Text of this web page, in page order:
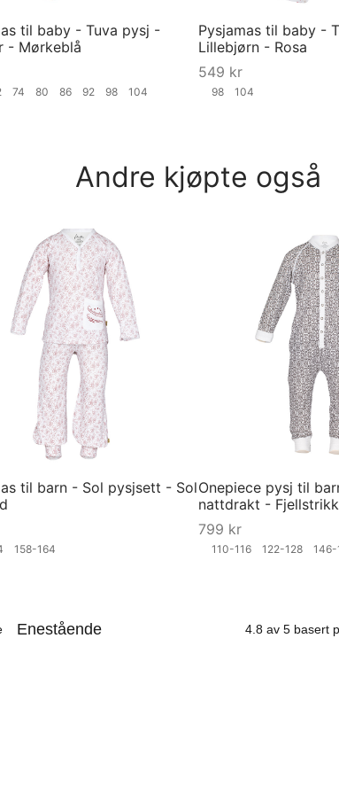
til baby - Tuva pysj -
- Mørkeblå
74 80 86 92 98 104
Pysjamas til baby -
Lillebjørn - Rosa
549 kr
98 104
Andre kjøpte også
til barn - Sol pysjsett - Sol
158-164
Onepiece pysj til
nattdrakt -
799 kr
110-116 122-128